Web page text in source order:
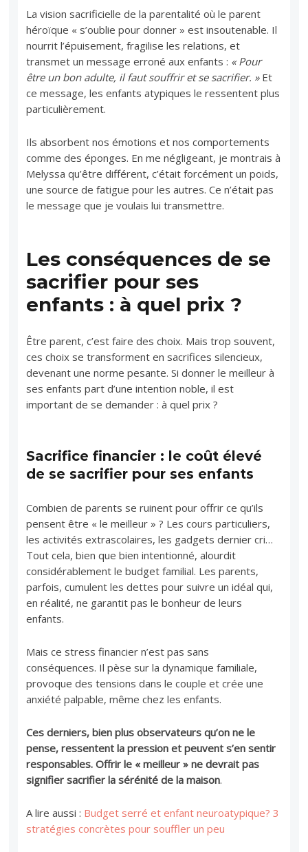
La vision sacrificielle de la parentalité où le parent
héroïque « s’oublie pour donner » est insoutenable. Il
nourrit l’épuisement, fragilise les relations, et
transmet un message erroné aux enfants : « Pour
être un bon adulte, il faut souffrir et se sacrifier. »Et
ce message, les enfants atypiques le ressentent plus
particulièrement.
Ils absorbent nos émotions et nos comportements
comme des éponges. En me négligeant, je montrais à
Melyssa qu’être différent, c’était forcément un poids,
une source de fatigue pour les autres. Ce n’était pas
le message que je voulais lui transmettre.
Les conséquences de se
sacrifier pour ses
enfants : à quel prix ?
Être parent, c’est faire des choix. Mais trop souvent,
ces choix se transforment en sacrifices silencieux,
devenant une norme pesante. Si donner le meilleur à
ses enfants part d’une intention noble, il est
important de se demander : à quel prix ?
Sacrifice financier : le coût élevé
de se sacrifier pour ses enfants
Combien de parents se ruinent pour offrir ce qu’ils
pensent être « le meilleur » ? Les cours particuliers,
les activités extrascolaires, les gadgets dernier cri…
Tout cela, bien que bien intentionné, alourdit
considérablement le budget familial. Les parents,
parfois, cumulent les dettes pour suivre un idéal qui,
en réalité, ne garantit pas le bonheur de leurs
enfants.
Mais ce stress financier n’est pas sans
conséquences. Il pèse sur la dynamique familiale,
provoque des tensions dans le couple et crée une
anxiété palpable, même chez les enfants.
Ces derniers, bien plus observateurs qu’on ne le
pense, ressentent la pression et peuvent s’en sentir
responsables. Offrir le « meilleur » ne devrait pas
signifier sacrifier la sérénité de la maison.
A lire aussi : Budget serré et enfant neuroatypique? 3
stratégies concrètes pour souffler un peu